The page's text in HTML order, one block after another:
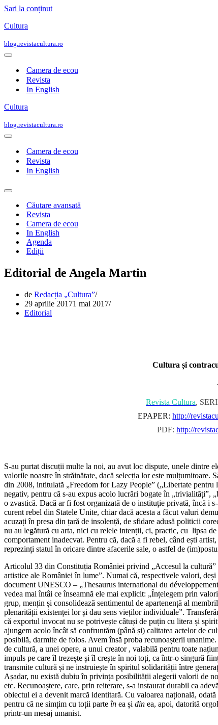
Sari la conținut
Cultura
blog.revistacultura.ro
Meniu
navigareCamera de ecou
Revista
In English
Cultura
blog.revistacultura.ro
Meniu
navigareCamera de ecou
Revista
In English
Meniu
navigareCăutare avansată
Revista
Camera de ecou
In English
Agenda
Ediții
Editorial de Angela Martin
de Redacția „Cultura”
29 aprilie 20171 mai 2017
Editorial
Cultura și
Revista Cultura,
EPAPER: http://
PDF: http://
S-au purtat discuții multe la noi, au avut loc dispute, unele dintre
valorile noastre în străinătate, dacă selecția lor este
din 2008, intitulată „Freedom for Lazy People” („Libertate
negativ, pentru că s-au expus acolo lucrări bogate în „trivialități”,
o zvastică. Dacă ar fi fost organizată de o instituție privată, încă i
curent rebel din Statele Unite, chiar dacă acesta a făcut valuri
acuzați în presa din țară de insolență, de sfidare adusă politicii
nu au legătură cu arta, nici cu relele intenții, ci, practic, cu lipsa
comportament inadecvat. Pentru că, dacă a fi rebel, când ești
reprezinți statul în oricare dintre afacerile sale, o astfel de
Articolul 33 din Constituția României privind „Accesul la
artistice ale României în lume”. Numai că, respectivele valori,
document UNESCO – „Thesaurus international du
vedea mai întâi ce înseamnă ele mai explicit: „Înțelegem prin
grup, mențin și consolidează sentimentul de apartenență al
plenarității existenței lor și dau sens vieților individuale”.
că exportul invocat nu se potrivește câtuși de puțin cu litera și
ajungem acolo încât să confruntăm (până și) calitatea actelor de
posibilă, darmite de folos. Avem însă proba recunoașterii
de cultură, a unei opere, a unui creator , valabilă pentru toate
impuls pe care îl trezește și îl crește în noi toți, ca într-o singură
transmite cultură și ne instruiește în spiritul solidarității între
Așadar, nu există dubiu în privința posibilității alegerii valorii de
etc. Recunoaștere, care, prin reiterare, s-a instaurat durabil ca
obiectul ei a devenit marcă identitară. Cu valoarea națională,
pentru că ne simțim cu toții parte în ea și din ea, apoi, datorită
printr-un mesaj umanist.